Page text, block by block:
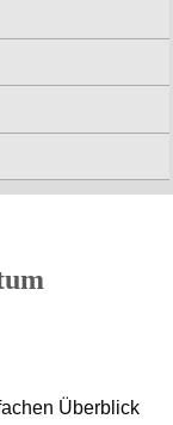
Überblick